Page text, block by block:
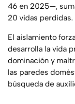
46 en 2025—,
20 vidas perdidas.
El aislamiento
desarrolla la vida
dominación y
las paredes
búsqueda de